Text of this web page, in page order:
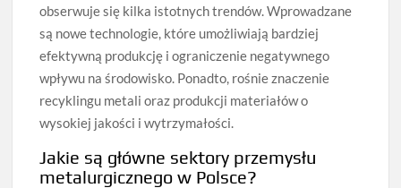
obserwuje się kilka istotnych trendów. Wprowadzane
są nowe technologie, które umożliwiają bardziej
efektywną produkcję i ograniczenie negatywnego
wpływu na środowisko. Ponadto, rośnie znaczenie
recyklingu metali oraz produkcji materiałów o
wysokiej jakości i wytrzymałości.
Jakie są główne sektory przemysłu
metalurgicznego w Polsce?